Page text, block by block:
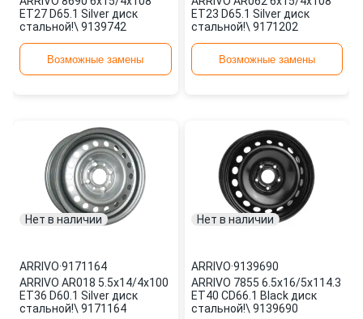
ET27 D65.1 Silver диск
стальной!\ 9139742
Возможные замены
ET23 D65.1 Silver диск
стальной!\ 9171202
Возможные замены
Нет в наличии
ARRIVO·9171164
ARRIVO AR018 5.5x14/4x100
ET36 D60.1 Silver диск
стальной!\ 9171164
Нет в наличии
ARRIVO·9139690
ARRIVO 7855 6.5x16/5x114.3
ET40 CD66.1 Black диск
стальной!\ 9139690